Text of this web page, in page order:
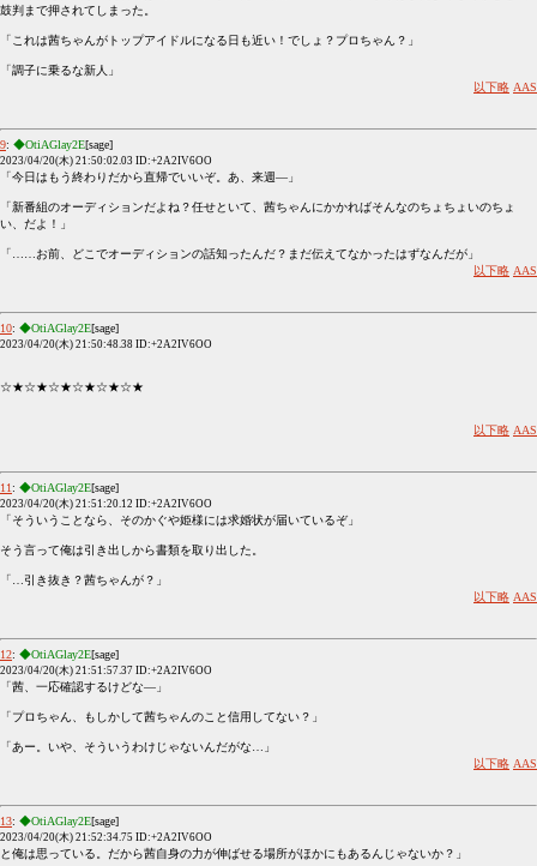
鼓判まで押されてしまった。
「これは茜ちゃんがトップアイドルになる日も近い！でしょ？プロちゃん？」
「調子に乗るな新人」
以下略 AAS
9: ◆OtiAGlay2E[sage]
2023/04/20(木) 21:50:02.03 ID:+2A2IV6OO
「今日はもう終わりだから直帰でいいぞ。あ、来週―」
「新番組のオーディションだよね？任せといて、茜ちゃんにかかればそんなのちょちょいのちょ
い、だよ！」
「……お前、どこでオーディションの話知ったんだ？まだ伝えてなかったはずなんだが」
以下略 AAS
10: ◆OtiAGlay2E[sage]
2023/04/20(木) 21:50:48.38 ID:+2A2IV6OO
☆★☆★☆★☆★☆★☆★
以下略 AAS
11 : ◆OtiAGlay2E[sage]
2023/04/20(木) 21:51:20.12 ID:+2A2IV6OO
「そういうことなら、そのかぐや姫様には求婚状が届いているぞ」
そう言って俺は引き出しから書類を取り出した。
「…引き抜き？茜ちゃんが？」
以下略 AAS
12: ◆OtiAGlay2E[sage]
2023/04/20(木) 21:51:57.37 ID:+2A2IV6OO
「茜、一応確認するけどな―」
「プロちゃん、もしかして茜ちゃんのこと信用してない？」
「あー。いや、そういうわけじゃないんだがな…」
以下略 AAS
13: ◆OtiAGlay2E[sage]
2023/04/20(木) 21:52:34.75 ID:+2A2IV6OO
と俺は思っている。だから茜自身の力が伸ばせる場所がほかにもあるんじゃないか？」